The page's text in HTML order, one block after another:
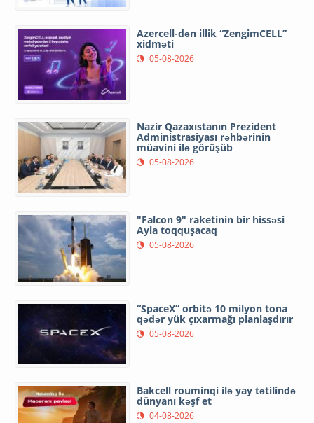
Azercell-dən illik “ZengimCELL”
xidməti
05-08-2026
Nazir Qazaxıstanın Prezident
Administrasiyası rəhbərinin
müavini ilə görüşüb
05-08-2026
"Falcon 9" raketinin bir hissəsi
Ayla toqquşacaq
05-08-2026
“SpaceX” orbitə 10 milyon tona
qədər yük çıxarmağı planlaşdırır
05-08-2026
Bakcell rouminqi ilə yay tətilində
dünyanı kəşf et
04-08-2026